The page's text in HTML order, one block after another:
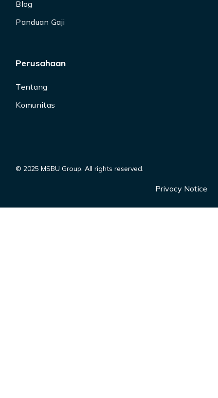
Blog
Panduan Gaji
Perusahaan
Tentang
Komunitas
© 2025 MSBU Group. All rights reserved.
Privacy Notice